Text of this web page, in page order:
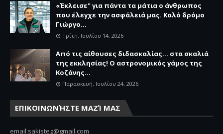
«Έκλεισε" για πάντα τα μάτια ο άνθρωπος
που έλεγχε την ασφάλειά μας. Καλό δρόμο
Γιώργο...
Τρίτη, Ιουλίου 14, 2026
Από τις αίθουσες διδασκαλίας… στα σκαλιά
της εκκλησίας! Ο αστρονομικός γάμος της
Κοζάνης...
Παρασκευή, Ιουλίου 24, 2026
ΕΠΙΚΟΙΝΩΝΉΣΤΕ ΜΑΖΊ ΜΑΣ
email:sakisteg@gmail.com